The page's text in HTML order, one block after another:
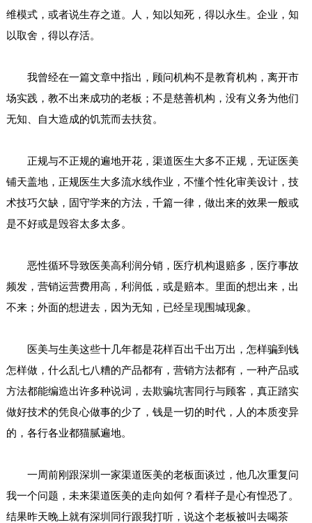
维模式，或者说生存之道。人，知以知死，得以永生。企业，知
以取舍，得以存活。
我曾经在一篇文章中指出，顾问机构不是教育机构，离开市
场实践，教不出来成功的老板；不是慈善机构，没有义务为他们
无知、自大造成的饥荒而去扶贫。
正规与不正规的遍地开花，渠道医生大多不正规，无证医美
铺天盖地，正规医生大多流水线作业，不懂个性化审美设计，技
术技巧欠缺，固守学来的方法，千篇一律，做出来的效果一般或
是不好或是毁容太多太多。
恶性循环导致医美高利润分销，医疗机构退赔多，医疗事故
频发，营销运营费用高，利润低，或是赔本。里面的想出来，出
不来；外面的想进去，因为无知，已经呈现围城现象。
医美与生美这些十几年都是花样百出千出万出，怎样骗到钱
怎样做，什么乱七八糟的产品都有，营销方法都有，一种产品或
方法都能编造出许多种说词，去欺骗坑害同行与顾客，真正踏实
做好技术的凭良心做事的少了，钱是一切的时代，人的本质变异
的，各行各业都猫腻遍地。
一周前刚跟深圳一家渠道医美的老板面谈过，他几次重复问
我一个问题，未来渠道医美的走向如何？看样子是心有惶恐了。
结果昨天晚上就有深圳同行跟我打听，说这个老板被叫去喝茶